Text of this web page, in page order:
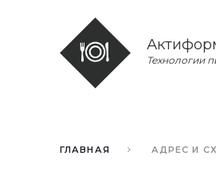
Технологии
ГЛАВНАЯ АДРЕС И